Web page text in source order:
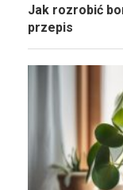
Jak rozrobić
przepis